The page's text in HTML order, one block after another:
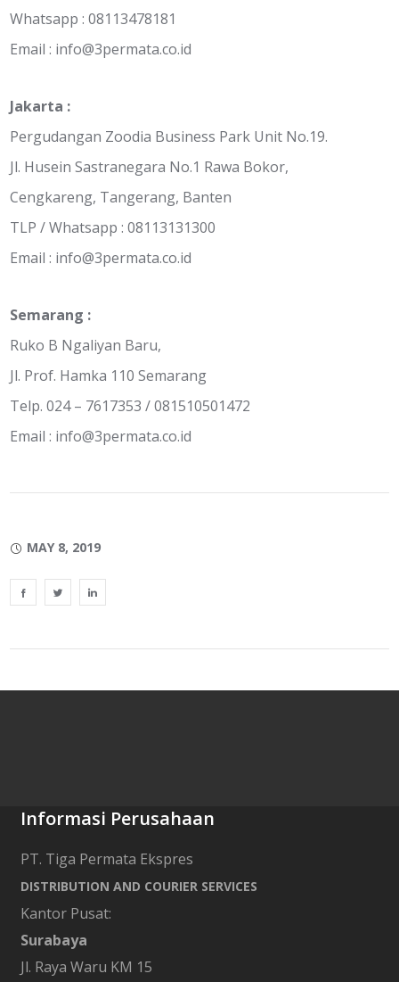
Whatsapp : 08113478181
Email : info@3permata.co.id
Jakarta :
Pergudangan Zoodia Business Park Unit No.19.
Jl. Husein Sastranegara No.1 Rawa Bokor,
Cengkareng, Tangerang, Banten
TLP / Whatsapp : 08113131300
Email : info@3permata.co.id
Semarang :
Ruko B Ngaliyan Baru,
Jl. Prof. Hamka 110 Semarang
Telp. 024 – 7617353 / 081510501472
Email : info@3permata.co.id
MAY 8, 2019
Informasi Perusahaan
PT. Tiga Permata Ekspres
DISTRIBUTION AND COURIER SERVICES
Kantor Pusat:
Surabaya
Jl. Raya Waru KM 15